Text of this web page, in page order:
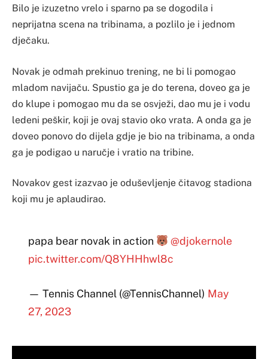
Bilo je izuzetno vrelo i sparno pa se dogodila i
neprijatna scena na tribinama, a pozlilo je i jednom
dječaku.
Novak je odmah prekinuo trening, ne bi li pomogao
mladom navijaču. Spustio ga je do terena, doveo ga je
do klupe i pomogao mu da se osvježi, dao mu je i vodu
ledeni peškir, koji je ovaj stavio oko vrata. A onda ga je
doveo ponovo do dijela gdje je bio na tribinama, a onda
ga je podigao u naručje i vratio na tribine.
Novakov gest izazvao je oduševljenje čitavog stadiona
koji mu je aplaudirao.
papa bear novak in action
@djokernole
pic.twitter.com/Q8YHHhwl8c
— Tennis Channel (@TennisChannel) May
27, 2023